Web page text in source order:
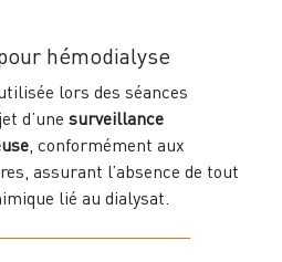
hémodialyse
lors des séances
d’une surveillance
, conformément aux
assurant l’absence de tout
lié au dialysat.